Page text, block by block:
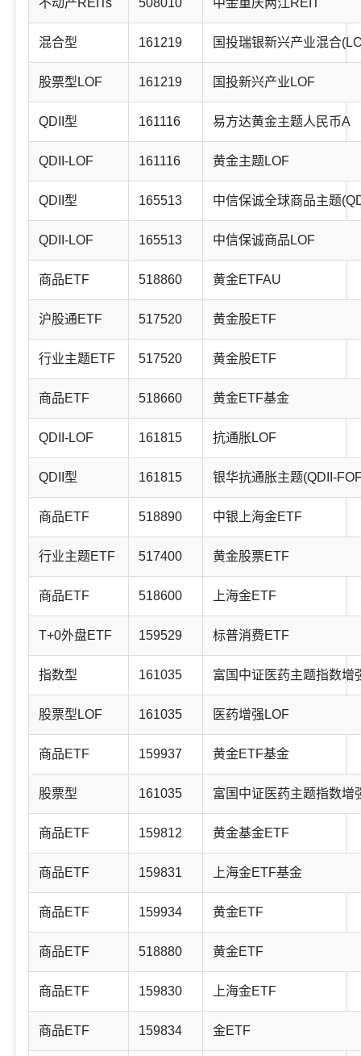
不动产REITs 508010 中金重庆两江REIT
混合型 161219 国投瑞银新兴产业混合
股票型LOF 161219 国投新兴产业LOF
QDII型 161116 易方达黄金主题人民币A
QDII-LOF 161116 黄金主题LOF
QDII型 165513 中信保诚全球商品主题
QDII-LOF 165513 中信保诚商品LOF
商品ETF 518860 黄金ETFAU
沪股通ETF 517520 黄金股ETF
行业主题ETF 517520 黄金股ETF
商品ETF 518660 黄金ETF基金
QDII-LOF 161815 抗通胀LOF
QDII型 161815 银华抗通胀主题(QDII-
商品ETF 518890 中银上海金ETF
行业主题ETF 517400 黄金股票ETF
商品ETF 518600 上海金ETF
T+0外盘ETF 159529 标普消费ETF
指数型 161035 富国中证医药主题指数增
股票型LOF 161035 医药增强LOF
商品ETF 159937 黄金ETF基金
股票型 161035 富国中证医药主题指数增
商品ETF 159812 黄金基金ETF
商品ETF 159831 上海金ETF基金
商品ETF 159934 黄金ETF
商品ETF 518880 黄金ETF
商品ETF 159830 上海金ETF
商品ETF 159834 金ETF